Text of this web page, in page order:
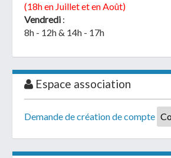
(18h en Juillet et en Août)
Vendredi :
8h - 12h & 14h - 17h
Espace association
Demande de création de compte